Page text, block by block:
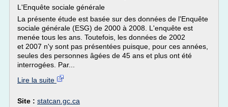
L'Enquête sociale générale
La présente étude est basée sur des données de l'Enquête
sociale générale (ESG) de 2000 à 2008. L'enquête est
menée tous les ans. Toutefois, les données de 2002
et 2007 n'y sont pas présentées puisque, pour ces années,
seules des personnes âgées de 45 ans et plus ont été
interrogées. Par...
Lire la suite
Site : statcan.gc.ca